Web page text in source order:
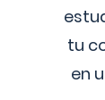
tu
en